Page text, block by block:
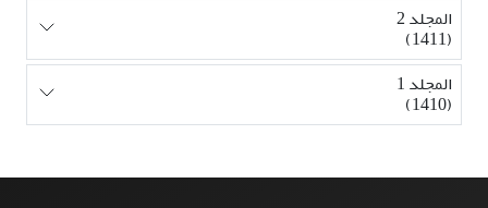
المجلد 2
(1411)
المجلد 1
(1410)